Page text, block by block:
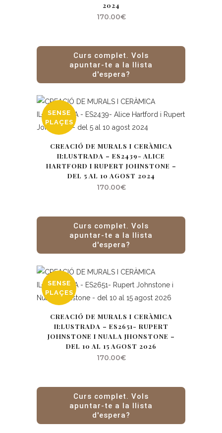
2024
170.00€
Curs complet. Vols
apuntar-te a la llista
d'espera?
SENSE
PLAÇES
CREACIÓ DE MURALS I CERÀMICA
IL·LUSTRADA – ES2439- ALICE
HARTFORD I RUPERT JOHNSTONE –
DEL 5 AL 10 AGOST 2024
170.00€
Curs complet. Vols
apuntar-te a la llista
d'espera?
SENSE
PLAÇES
CREACIÓ DE MURALS I CERÀMICA
IL·LUSTRADA – ES2651- RUPERT
JOHNSTONE I NUALA JHONSTONE –
DEL 10 AL 15 AGOST 2026
170.00€
Curs complet. Vols
apuntar-te a la llista
d'espera?